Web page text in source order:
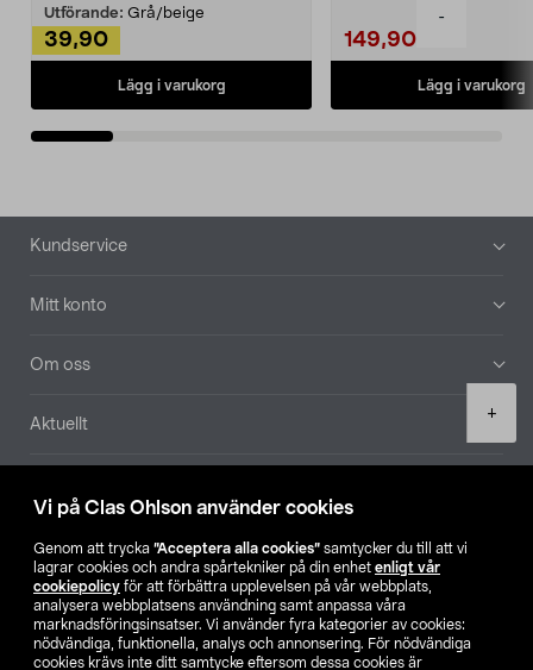
Vi på Clas Ohlson använder cookies
Genom att trycka ”Acceptera alla cookies” samtycker du till att vi
lagrar cookies och andra spårtekniker på din enhet enligt vår
cookiepolicy för att förbättra upplevelsen på vår webbplats,
analysera webbplatsens användning samt anpassa våra
marknadsföringsinsatser. Vi använder fyra kategorier av cookies:
nödvändiga, funktionella, analys och annonsering. För nödvändiga
cookies krävs inte ditt samtycke eftersom dessa cookies är
-
+
Utförande: Grå/beige
39,90
Lägg i varukorg
149,90
Lägg i varukorg
Sidfot
Kundservice
Mitt konto
Om oss
Aktuellt
Hitta butik
SE NO FI